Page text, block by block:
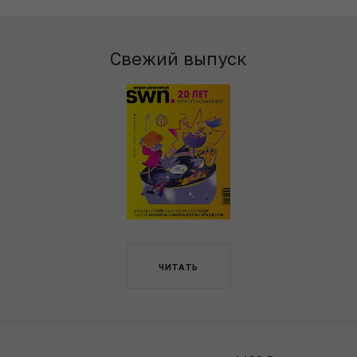
Свежий выпуск
ЧИТАТЬ